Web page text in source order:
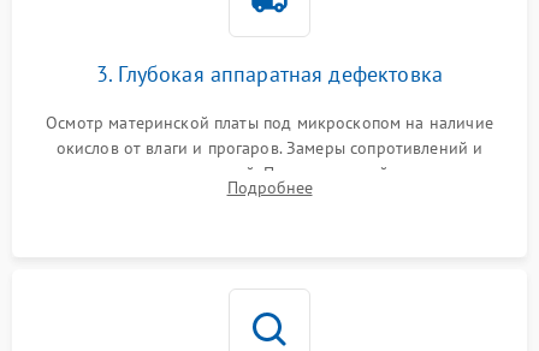
3. Глубокая аппаратная дефектовка
Осмотр материнской платы под микроскопом на наличие
окислов от влаги и прогаров. Замеры сопротивлений и
дежурных напряжений. Проверка цепей питания,
мультиконтроллера, процессора и видеочипа.
Подробнее